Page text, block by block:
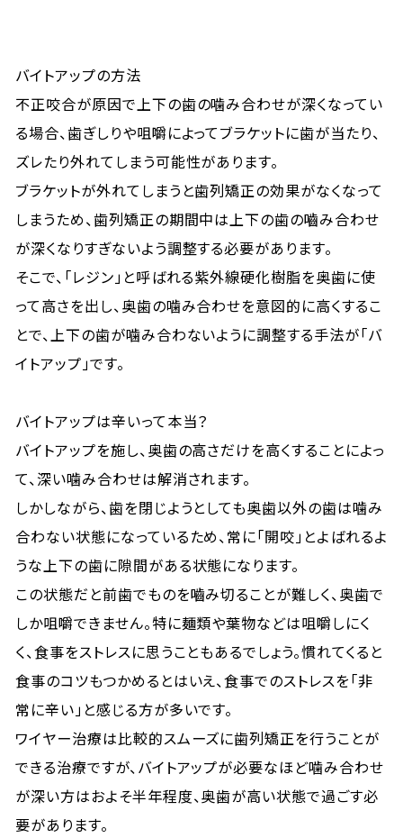
バイトアップの方法
不正咬合が原因で上下の歯の噛み合わせが深くなってい
る場合、歯ぎしりや咀嚼によってブラケットに歯が当たり、
ズレたり外れてしまう可能性があります。
ブラケットが外れてしまうと歯列矯正の効果がなくなって
しまうため、歯列矯正の期間中は上下の歯の嚙み合わせ
が深くなりすぎないよう調整する必要があります。
そこで、「レジン」と呼ばれる紫外線硬化樹脂を奥歯に使
って高さを出し、奥歯の噛み合わせを意図的に高くするこ
とで、上下の歯が噛み合わないように調整する手法が「バ
イトアップ」です。
バイトアップは辛いって本当？
バイトアップを施し、奥歯の高さだけを高くすることによっ
て、深い噛み合わせは解消されます。
しかしながら、歯を閉じようとしても奥歯以外の歯は噛み
合わない状態になっているため、常に「開咬」とよばれるよ
うな上下の歯に隙間がある状態になります。
この状態だと前歯でものを嚙み切ることが難しく、奥歯で
しか咀嚼できません。特に麺類や葉物などは咀嚼しにく
く、食事をストレスに思うこともあるでしょう。慣れてくると
食事のコツもつかめるとはいえ、食事でのストレスを「非
常に辛い」と感じる方が多いです。
ワイヤー治療は比較的スムーズに歯列矯正を行うことが
できる治療ですが、バイトアップが必要なほど噛み合わせ
が深い方はおよそ半年程度、奥歯が高い状態で過ごす必
要があります。